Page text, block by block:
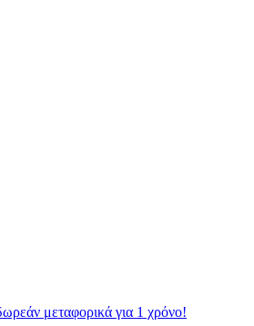
μεταφορικά για 1 χρόνο!